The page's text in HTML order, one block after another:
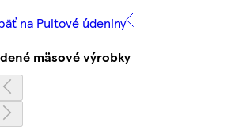
na Pultové údeniny
mäsové výrobky